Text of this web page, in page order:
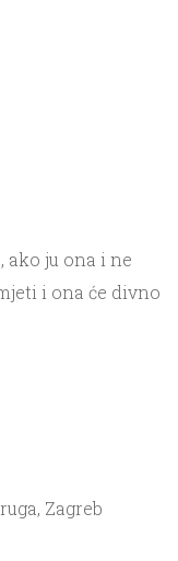
ako ju ona i ne
i ona će divno
Zagreb